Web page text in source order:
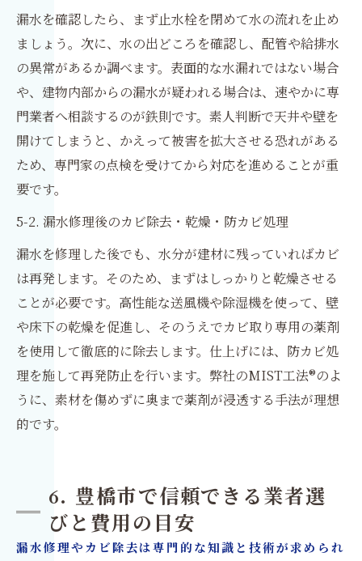
漏水を確認したら、まず止水栓を閉めて水の流れを止め
ましょう。次に、水の出どころを確認し、配管や給排水
の異常があるか調べます。表面的な水漏れではない場合
や、建物内部からの漏水が疑われる場合は、速やかに専
門業者へ相談するのが鉄則です。素人判断で天井や壁を
開けてしまうと、かえって被害を拡大させる恐れがある
ため、専門家の点検を受けてから対応を進めることが重
要です。
5-2. 漏水修理後のカビ除去・乾燥・防カビ処理
漏水を修理した後でも、水分が建材に残っていればカビ
は再発します。そのため、まずはしっかりと乾燥させる
ことが必要です。高性能な送風機や除湿機を使って、壁
や床下の乾燥を促進し、そのうえでカビ取り専用の薬剤
を使用して徹底的に除去します。仕上げには、防カビ処
理を施して再発防止を行います。弊社のMIST工法®のよ
うに、素材を傷めずに奥まで薬剤が浸透する手法が理想
的です。
6. 豊橋市で信頼できる業者選
びと費用の目安
漏水修理やカビ除去は専門的な知識と技術が求められ